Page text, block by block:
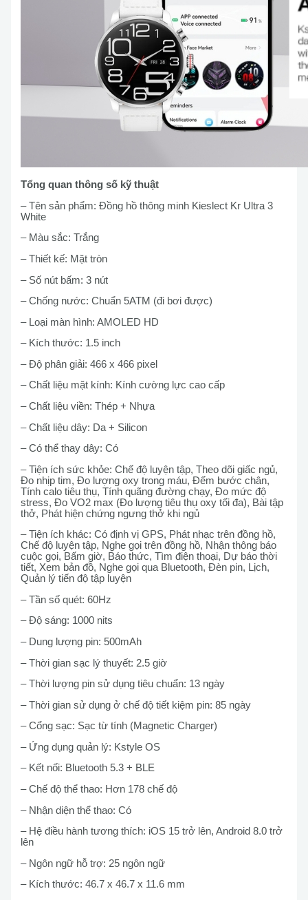
Tổng quan thông số kỹ thuật
– Tên sản phẩm: Đồng hồ thông minh Kieslect Kr Ultra 3
White
– Màu sắc: Trắng
– Thiết kế: Mặt tròn
– Số nút bấm: 3 nút
– Chống nước: Chuẩn 5ATM (đi bơi được)
– Loại màn hình: AMOLED HD
– Kích thước: 1.5 inch
– Độ phân giải: 466 x 466 pixel
– Chất liệu mặt kính: Kính cường lực cao cấp
– Chất liệu viền: Thép + Nhựa
– Chất liệu dây: Da + Silicon
– Có thể thay dây: Có
– Tiện ích sức khỏe: Chế độ luyện tập, Theo dõi giấc ngủ,
Đo nhịp tim, Đo lượng oxy trong máu, Đếm bước chân,
Tính calo tiêu thụ, Tính quãng đường chạy, Đo mức độ
stress, Đo VO2 max (Đo lượng tiêu thụ oxy tối đa), Bài tập
thở, Phát hiện chứng ngưng thở khi ngủ
– Tiện ích khác: Có định vị GPS, Phát nhạc trên đồng hồ,
Chế độ luyện tập, Nghe gọi trên đồng hồ, Nhận thông báo
cuộc gọi, Bấm giờ, Báo thức, Tìm điện thoại, Dự báo thời
tiết, Xem bản đồ, Nghe gọi qua Bluetooth, Đèn pin, Lịch,
Quản lý tiến độ tập luyện
– Tần số quét: 60Hz
– Độ sáng: 1000 nits
– Dung lượng pin: 500mAh
– Thời gian sạc lý thuyết: 2.5 giờ
– Thời lượng pin sử dụng tiêu chuẩn: 13 ngày
– Thời gian sử dụng ở chế độ tiết kiệm pin: 85 ngày
– Cổng sạc: Sạc từ tính (Magnetic Charger)
– Ứng dụng quản lý: Kstyle OS
– Kết nối: Bluetooth 5.3 + BLE
– Chế độ thể thao: Hơn 178 chế độ
– Nhận diện thể thao: Có
– Hệ điều hành tương thích: iOS 15 trở lên, Android 8.0 trở
lên
– Ngôn ngữ hỗ trợ: 25 ngôn ngữ
– Kích thước: 46.7 x 46.7 x 11.6 mm